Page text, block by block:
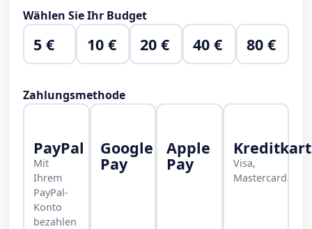
Wählen Sie Ihr Budget
5 € 10 € 20 € 40 € 80 €
Zahlungsmethode
PayPal
Mit
Ihrem
PayPal-
Konto
bezahlen
Google
Pay
Apple
Pay
Visa,
Mastercard